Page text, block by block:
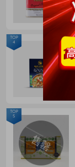
TOP
4
TOP
5